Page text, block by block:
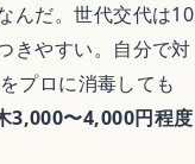
品回収
んだ。世代交代は10
きやすい。自分で対
プロに消毒しても
3,000〜4,000円程度